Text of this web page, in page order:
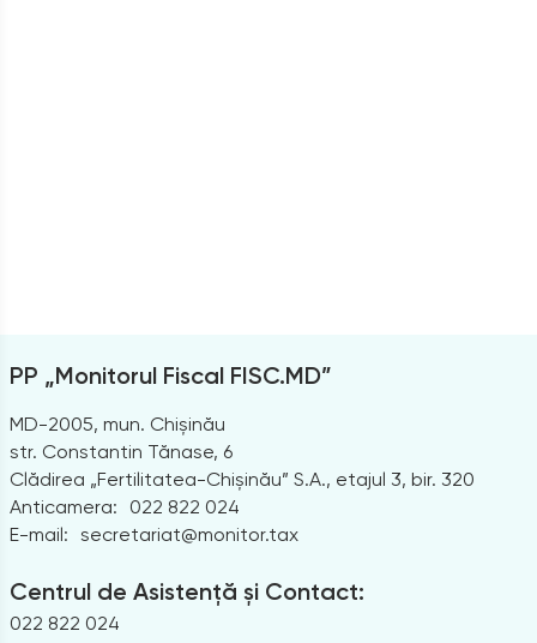
PP „Monitorul Fiscal FISC.MD”
MD-2005, mun. Chișinău
str. Constantin Tănase, 6
Clădirea „Fertilitatea-Chișinău” S.A., etajul 3, bir. 320
Anticamera:
022 822 024
E-mail: secretariat@monitor.tax
Centrul de Asistență și Contact:
022 822 024